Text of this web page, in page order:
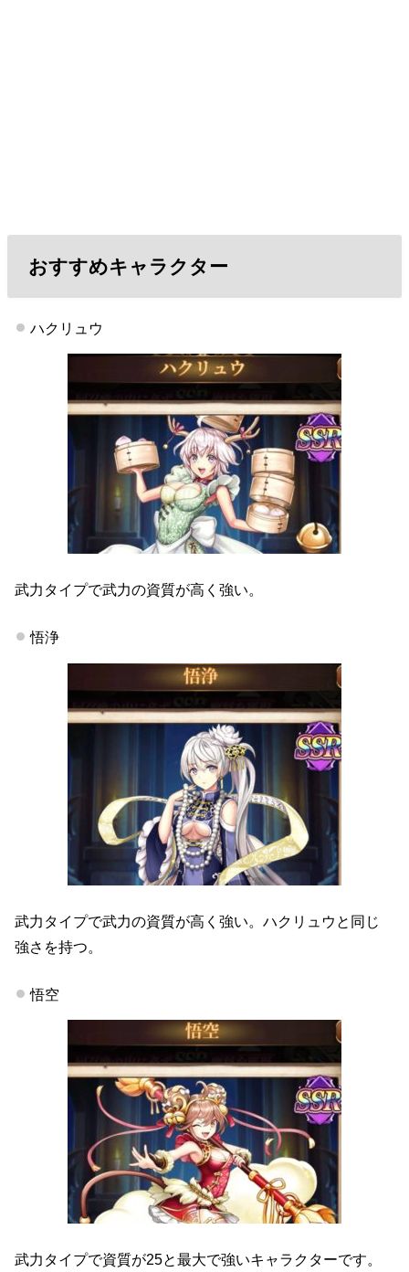
おすすめキャラクター
ハクリュウ
武力タイプで武力の資質が高く強い。
悟浄
武力タイプで武力の資質が高く強い。ハクリュウと同じ
強さを持つ。
悟空
武力タイプで資質が25と最大で強いキャラクターです。